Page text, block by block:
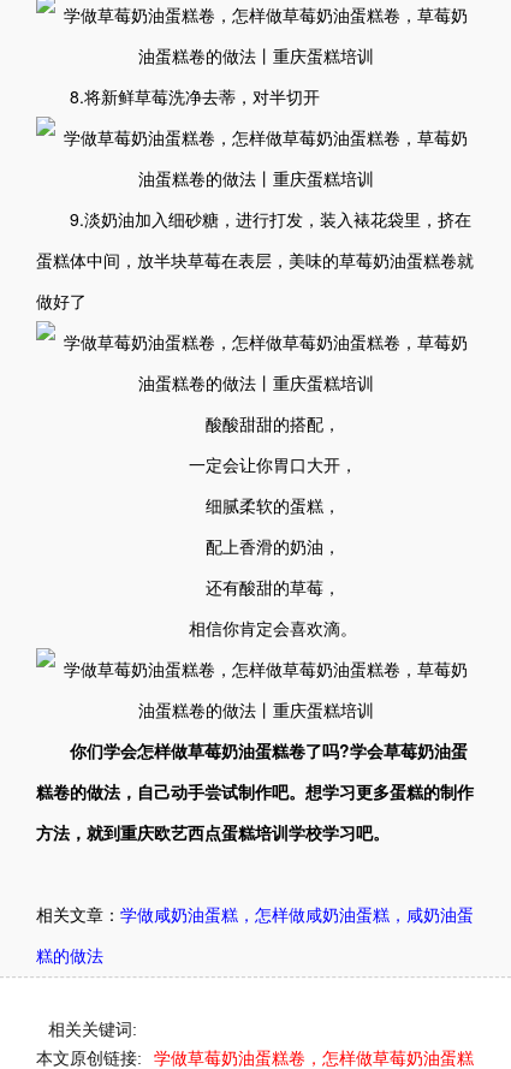
8.将新鲜草莓洗净去蒂，对半切开
9.淡奶油加入细砂糖，进行打发，装入裱花袋里，挤在
蛋糕体中间，放半块草莓在表层，美味的草莓奶油蛋糕卷就
做好了
酸酸甜甜的搭配，
一定会让你胃口大开，
细腻柔软的蛋糕，
配上香滑的奶油，
还有酸甜的草莓，
相信你肯定会喜欢滴。
你们学会怎样做草莓奶油蛋糕卷了吗?学会草莓奶油蛋
糕卷的做法，自己动手尝试制作吧。想学习更多蛋糕的制作
方法，就到重庆欧艺西点蛋糕培训学校学习吧。
相关文章： 学做咸奶油蛋糕，怎样做咸奶油蛋糕，咸奶油蛋
糕的做法
相关关键词:
本文原创链接:
学做草莓奶油蛋糕卷，怎样做草莓奶油蛋糕